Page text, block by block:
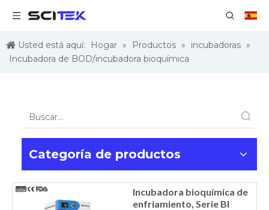
Usted está aquí: Hogar » Productos » incubadoras »
Incubadora de BOD/incubadora bioquímica
Categoría de productos
Incubadora bioquímica de
enfriamiento, Serie BI